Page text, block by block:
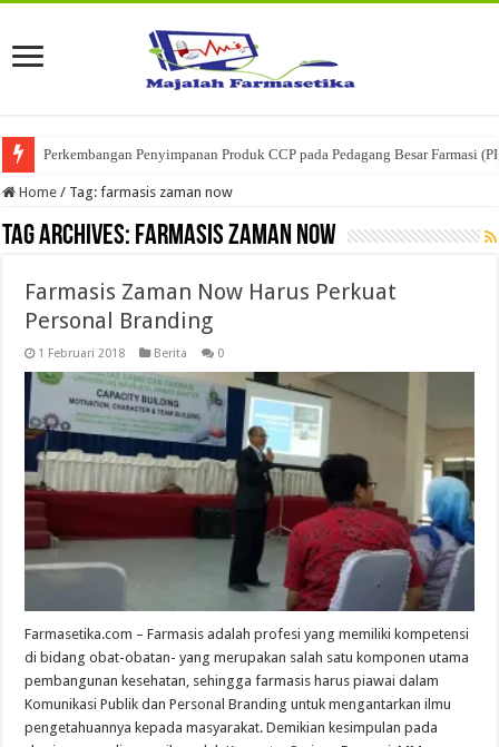
Perkembangan Penyimpanan Produk CCP pada Pedagang Besar Farmasi
Ketika Obat Menunggu Keputusan: Mengenal Peran Karantina Produk
Home / Tag:farmasis zaman now
Tag Archives: farmasis zaman now
Farmasis Zaman Now Harus Perkuat
Personal Branding
1 Februari 2018 Berita 0
Farmasetika.com – Farmasis adalah profesi yang memiliki kompetensi
di bidang obat-obatan- yang merupakan salah satu komponen utama
pembangunan kesehatan, sehingga farmasis harus piawai dalam
Komunikasi Publik dan Personal Branding untuk mengantarkan ilmu
pengetahuannya kepada masyarakat. Demikian kesimpulan pada